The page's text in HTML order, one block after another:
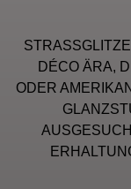
DÉCO ÄRA,
ODER